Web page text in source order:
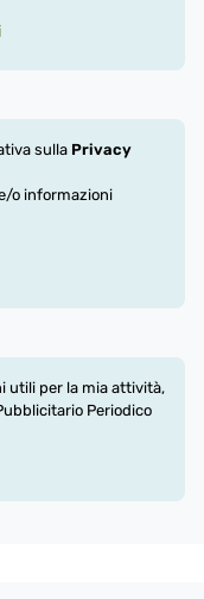
sulla Privacy
o informazioni
utili per la mia attività,
Periodico